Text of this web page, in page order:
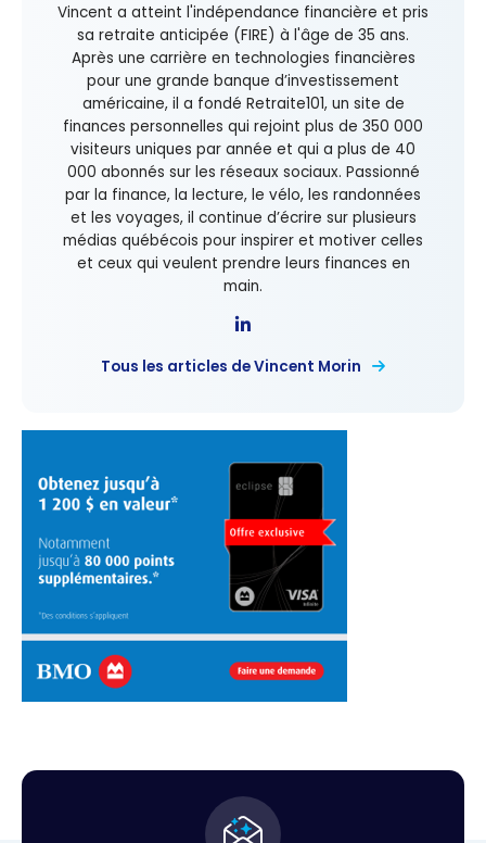
Vincent a atteint l'indépendance financière et pris
sa retraite anticipée (FIRE) à l'âge de 35 ans.
Après une carrière en technologies financières
pour une grande banque d’investissement
américaine, il a fondé Retraite101, un site de
finances personnelles qui rejoint plus de 350 000
visiteurs uniques par année et qui a plus de 40
000 abonnés sur les réseaux sociaux. Passionné
par la finance, la lecture, le vélo, les randonnées
et les voyages, il continue d’écrire sur plusieurs
médias québécois pour inspirer et motiver celles
et ceux qui veulent prendre leurs finances en
main.
Tous les articles de Vincent Morin